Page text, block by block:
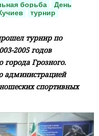
борьба
День
турнир
турнир по
2005 годов
Грозного.
администрацией
спортивных